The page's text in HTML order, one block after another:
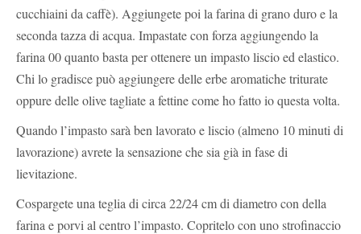
cucchiaini da caffè). Aggiungete poi la farina di grano duro e la
seconda tazza di acqua. Impastate con forza aggiungendo la
farina 00 quanto basta per ottenere un impasto liscio ed elastico.
Chi lo gradisce può aggiungere delle erbe aromatiche triturate
oppure delle olive tagliate a fettine come ho fatto io questa volta.
Quando l’impasto sarà ben lavorato e liscio (almeno 10 minuti di
lavorazione) avrete la sensazione che sia già in fase di
lievitazione.
Cospargete una teglia di circa 22/24 cm di diametro con della
farina e porvi al centro l’impasto. Copritelo con uno strofinaccio